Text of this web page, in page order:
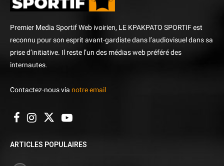
Premier Media Sportif Web ivoirien, LE KPAKPATO SPORTIF est
reconnu pour son esprit avant-gardiste dans l’audiovisuel dans sa
prise d’initiative. Il reste l’un des médias web préféré des
internautes.
Contactez-nous via notre email
ARTICLES POPULAIRES